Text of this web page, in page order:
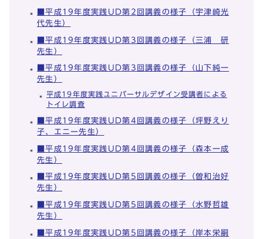
■平成19年度実践UD第2回講義の様子（宇津崎光
代先生）
■平成19年度実践UD第3回講義の様子（三浦 研
先生）
■平成19年度実践UD第3回講義の様子（山下純一
先生）
平成19年度実践ユニバーサルデザイン受講者による
トイレ調査
■平成19年度実践UD第4回講義の様子（坪野えり
子、エニー先生）
■平成19年度実践UD第4回講義の様子（森本一成
先生）
■平成19年度実践UD第5回講義の様子（曽和治好
先生）
■平成19年度実践UD第5回講義の様子（水野哲雄
先生）
■平成19年度実践UD第5回講義の様子（岸本栄嗣